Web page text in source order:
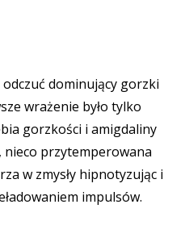
dominujący gorzki
wrażenie było tylko
gorzkości i amigdaliny
nieco przytemperowana
w zmysły hipnotyzując i
impulsów.